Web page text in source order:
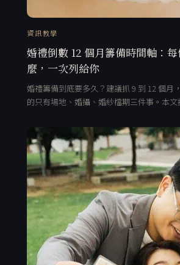
資訊教學
婚禮倒數 12 個月籌備時間軸：
麼，一次列給你
婚禮籌備到底要多久？建議抓 9 到 12 個月
的只有場地、婚攝、婚紗檔期三件事。本